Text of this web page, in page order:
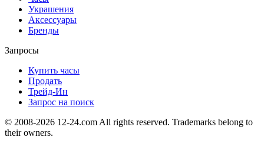
Украшения
Аксессуары
Бренды
Запросы
Купить часы
Продать
Трейд-Ин
Запрос на поиск
© 2008-2026 12-24.com All rights reserved. Trademarks belong to
their owners.